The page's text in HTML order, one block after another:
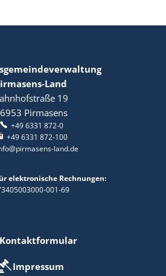
Land
19
Pirmasens
+49 6331 872-0
+49 6331 872-100
land.de
elektronische Rechnungen:
001-69
Kontaktformular
Impressum